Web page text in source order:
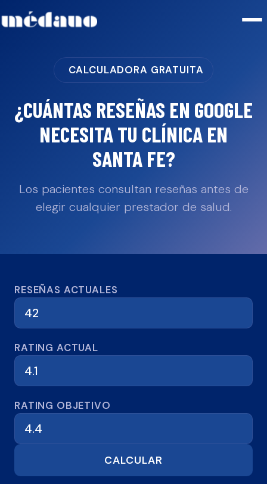
CALCULADORA GRATUITA
¿CUÁNTAS RESEÑAS EN GOOGLE
NECESITA TU CLÍNICA EN
SANTA FE?
Los pacientes consultan reseñas antes de
elegir cualquier prestador de salud.
Calculadora de reseñas
RESEÑAS ACTUALES
RATING ACTUAL
RATING OBJETIVO
CALCULAR